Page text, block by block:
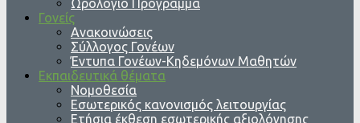
Ωρολόγιο Πρόγραμμα
Γονείς
Ανακοινώσεις
Σύλλογος Γονέων
Έντυπα Γονέων-Κηδεμόνων Μαθητών
Εκπαιδευτικά θέματα
Νομοθεσία
Εσωτερικός κανονισμός λειτουργίας
Ετήσια έκθεση εσωτερικής αξιολόγησης